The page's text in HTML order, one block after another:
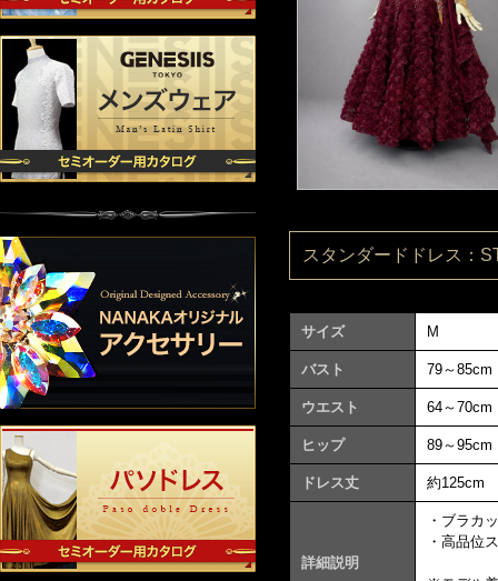
スタンダードドレス：
サイズ M
バスト 79～85cm
ウエスト 64～70cm
ヒップ 89～95cm
ドレス丈 約125cm
詳細説明
・ブラカ
・高品位